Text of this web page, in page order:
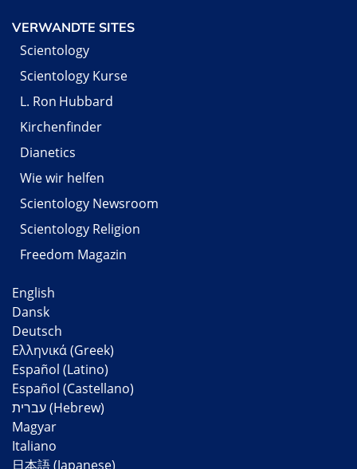
VERWANDTE SITES
Scientology
Scientology Kurse
L. Ron Hubbard
Kirchenfinder
Dianetics
Wie wir helfen
Scientology Newsroom
Scientology Religion
Freedom Magazin
English
Dansk
Deutsch
Ελληνικά (Greek)
Español (Latino)
Español (Castellano)
Magyar
Italiano
日本語 (Japanese)